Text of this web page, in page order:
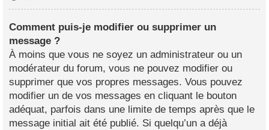
Comment puis-je modifier ou supprimer un
message ?
À moins que vous ne soyez un administrateur ou un
modérateur du forum, vous ne pouvez modifier ou
supprimer que vos propres messages. Vous pouvez
modifier un de vos messages en cliquant le bouton
adéquat, parfois dans une limite de temps après que le
message initial ait été publié. Si quelqu’un a déjà